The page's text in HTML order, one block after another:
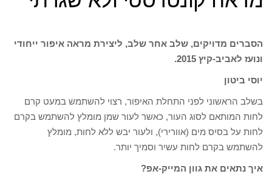
הסברים מדויקים, שלב אחר שלב, ליצירת מראה איפור ייחודי
ונועז לאביב-קיץ 2015.
יוסי ביטון
בשלב הראשוני לפני התחלת האיפור, רצוי להשתמש במעט קרם
לחות המותאם לסוג העור, כאשר לעור שמן מומלץ להשתמש בקרם
לחות על בסיס מים (אוורירי), ולעור יבש ללא לחות, מומלץ
להשתמש בקרם לחות עשיר וסמיך יותר.
איך נתאים את גוון המייק-אפ?